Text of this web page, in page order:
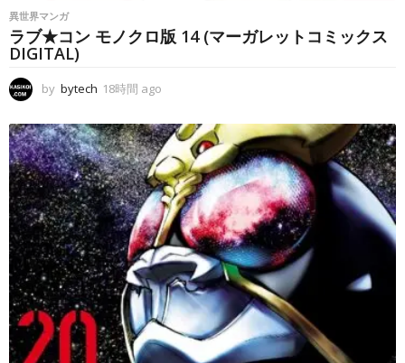
異世界マンガ
ラブ★コン モノクロ版 14 (マーガレットコミックス
DIGITAL)
by bytech 18時間 ago
時
間
a
g
o